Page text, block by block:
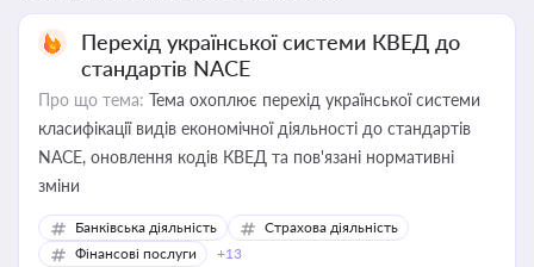
Перехід української системи КВЕД до
стандартів NACE
Про що тема: Тема охоплює перехід української системи
класифікації видів економічної діяльності до стандартів
NACE, оновлення кодів КВЕД та пов'язані нормативні
зміни
Банківська діяльність
Страхова діяльність
Фінансові послуги
+13